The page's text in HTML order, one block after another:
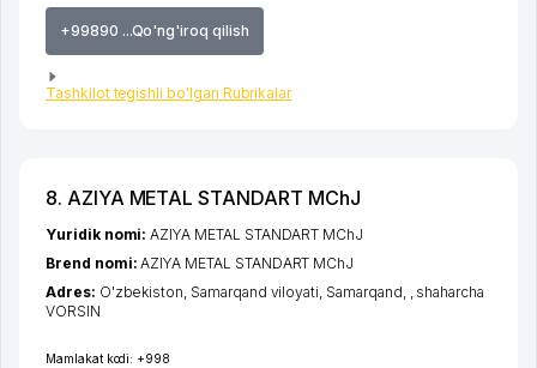
+99890 ...Qo'ng'iroq qilish
Tashkilot tegishli bo'lgan Rubrikalar
8. AZIYA METAL STANDART MChJ
Mamlakat kodi: +998
Yuridik nomi:AZIYA METAL STANDART MChJ
Brend nomi:AZIYA METAL STANDART MChJ
Adres: O'zbekiston, Samarqand viloyati, Samarqand, , shaharcha
VORSIN